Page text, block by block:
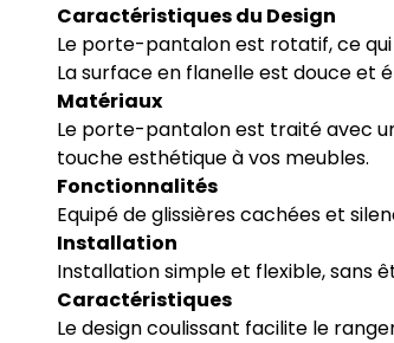
Caractéristiques du Design
Le porte-pantalon est rotatif, ce
La surface en flanelle est douce
Matériaux
Le porte-pantalon est traité avec
touche esthétique à vos meubles.
Fonctionnalités
Equipé de glissières cachées et
Installation
Installation simple et flexible, sans
Caractéristiques
Le design coulissant facilite le